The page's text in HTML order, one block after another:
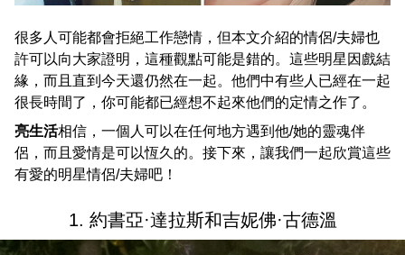
很多人可能都會拒絕工作戀情，但本文介紹的情侶/夫婦也
許可以向大家證明，這種觀點可能是錯的。這些明星因戲結
緣，而且直到今天還仍然在一起。他們中有些人已經在一起
很長時間了，你可能都已經想不起來他們的定情之作了。
亮生活相信，一個人可以在任何地方遇到他/她的靈魂伴
侶，而且愛情是可以恆久的。接下來，讓我們一起欣賞這些
有愛的明星情侶/夫婦吧！
1. 約書亞·達拉斯和吉妮佛·古德溫